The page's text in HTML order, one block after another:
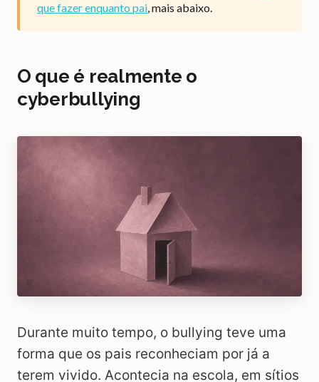
que fazer enquanto pai, mais abaixo.
O que é realmente o
cyberbullying
Durante muito tempo, o bullying teve uma
forma que os pais reconheciam por já a
terem vivido. Acontecia na escola, em sítios